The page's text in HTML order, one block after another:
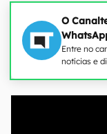
O
Entre no
notícias e